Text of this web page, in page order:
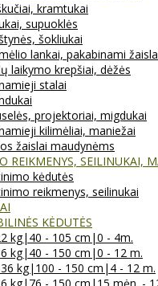
kramtukai
supuoklės
šokliukai
lankai, pakabinami
laikymo krepšiai, dėžės
stalai
projektoriai, migdukai
kilimėliai, maniežai
žaislai maudynėms
REIKMENYS, SEILINUKAI,
kėdutės
reikmenys, seilinukai
KĖDUTĖS
kg|40 - 105 cm|0 - 4m.
kg|40 - 150 cm|0 - 12 m.
kg|100 - 150 cm|4 - 12 m.
kg|76 - 150 cm|15 mėn. -